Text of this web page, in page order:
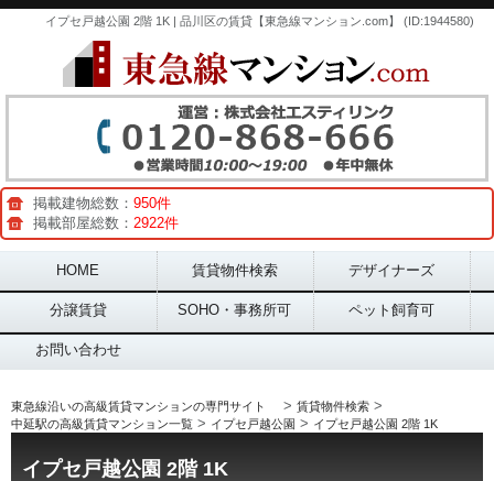
イプセ戸越公園 2階 1K | 品川区の賃貸【東急線マンション.com】 (ID:1944580)
掲載建物総数： 950件
掲載部屋総数： 2922件
Main menu
HOME 賃貸物件検索 デザイナーズ
分譲賃貸 SOHO・事務所可 ペット飼育可
お問い合わせ
東急線沿いの高級賃貸マンションの専門サイト > 賃貸物件検索 >
中延駅の高級賃貸マンション一覧 > イプセ戸越公園 > イプセ戸越公園 2階 1K
イプセ戸越公園 2階 1K